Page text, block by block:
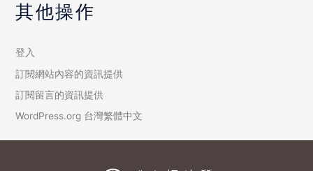
其他操作
登入
訂閱網站內容的資訊提供
訂閱留言的資訊提供
WordPress.org 台灣繁體中文